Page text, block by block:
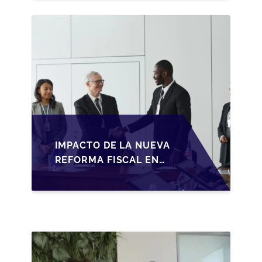
IMPACTO DE LA NUEVA
REFORMA FISCAL EN
LA TRANSMISIÓN DE
PYMES EN ESPAÑA